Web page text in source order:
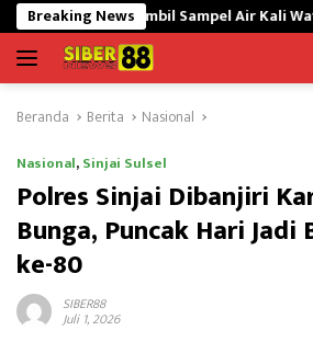
Langsung
ke
konten
Breaking News
Ambil Sampel Air Kali Way Ratai
Beranda Berita Nasional
Nasional,Sinjai Sulsel
Polres Sinjai Dibanjiri
Bunga, Puncak Hari Jadi
ke-80
SIBER88
Juli 1, 2026